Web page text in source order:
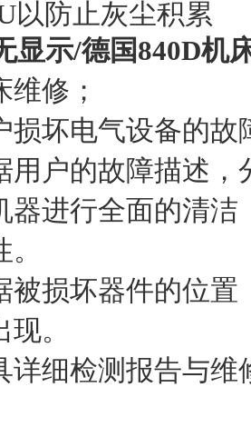
以防止灰尘积累
显示/德国840D机
修；
损坏电气设备的故
用户的故障描述
器进行全面的清
被损坏器件的位
现。
详细检测报告与